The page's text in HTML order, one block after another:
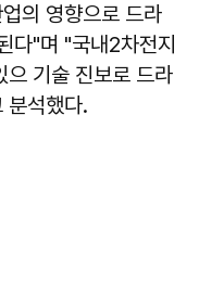
의 영향으로 드라
다"며 "국내2차전지
으 기술 진보로 드라
분석했다.